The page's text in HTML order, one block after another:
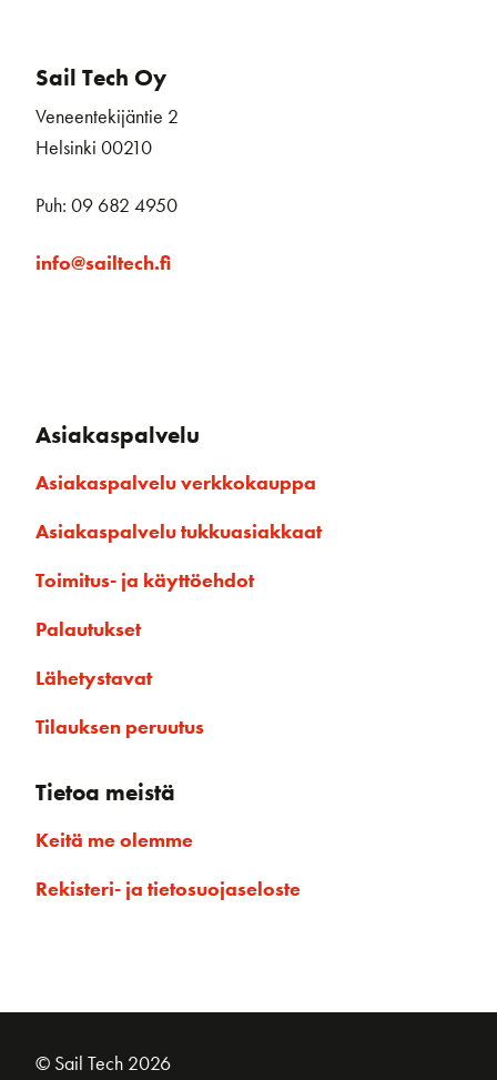
Sail Tech Oy
Veneentekijäntie 2
Helsinki 00210
Puh: 09 682 4950
info@sailtech.fi
Asiakaspalvelu
Asiakaspalvelu verkkokauppa
Asiakaspalvelu tukkuasiakkaat
Toimitus- ja käyttöehdot
Palautukset
Lähetystavat
Tilauksen peruutus
Tietoa meistä
Keitä me olemme
Rekisteri- ja tietosuojaseloste
© Sail Tech 2026